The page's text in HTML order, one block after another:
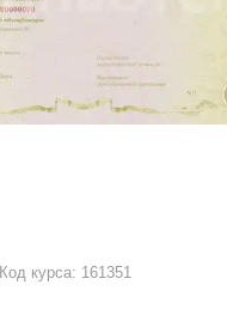
Код курса: 161351